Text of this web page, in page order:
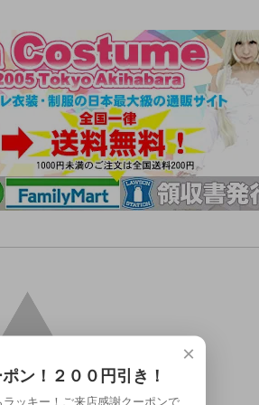
×
ン！２００円引き！
ラッキー！ご来店感謝クーポンで